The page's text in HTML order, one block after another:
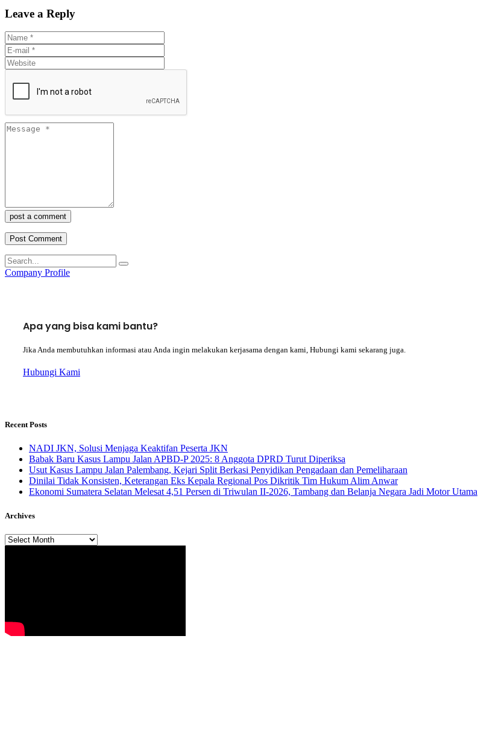
Leave a Reply
post a comment
Company Profile
Apa yang bisa kami bantu?
Jika Anda membutuhkan informasi atau Anda ingin melakukan kerjasama dengan kami, Hubungi kami sekarang juga.
Hubungi Kami
Recent Posts
NADI JKN, Solusi Menjaga Keaktifan Peserta JKN
Babak Baru Kasus Lampu Jalan APBD-P 2025: 8 Anggota DPRD Turut Diperiksa
Usut Kasus Lampu Jalan Palembang, Kejari Split Berkasi Penyidikan Pengadaan dan Pemeliharaan
Dinilai Tidak Konsisten, Keterangan Eks Kepala Regional Pos Dikritik Tim Hukum Alim Anwar
Ekonomi Sumatera Selatan Melesat 4,51 Persen di Triwulan II-2026, Tambang dan Belanja Negara Jadi Motor Utama
Archives
Archives